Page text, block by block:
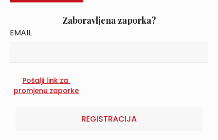
Zaboravljena zaporka?
EMAIL
REGISTRACIJA